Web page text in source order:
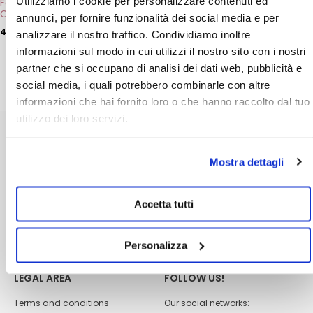
annunci, per fornire funzionalità dei social media e per
analizzare il nostro traffico. Condividiamo inoltre
informazioni sul modo in cui utilizzi il nostro sito con i nostri
partner che si occupano di analisi dei dati web, pubblicità e
social media, i quali potrebbero combinarle con altre
informazioni che hai fornito loro o che hanno raccolto dal tuo
utilizzo dei loro servizi.
Mostra dettagli
Accetta tutti
Personalizza
Face Serum Retinal and
Collagen Ossidiana
49,00€
ADD
Lightening Cream with
Arbutin
24,80€
ADD
page
Payment methods
Contacts
Become a reseller
Quality policy
LEGAL AREA
Terms and conditions
FOLLOW US!
Our social networks: